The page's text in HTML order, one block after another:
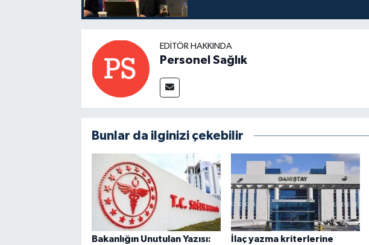
EDITÖR HAKKINDA
Personel Sağlık
Bunlar da ilginizi çekebilir
Bakanlığın Unutulan Yazısı:
İlaç yazma kriterlerine